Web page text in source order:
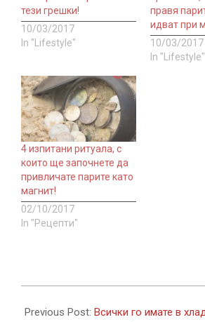
тези грешки!
10/03/2017
In "Lifestyle"
правя
идват при
10/03/2017
In "Lifestyle"
4 изпитани ритуала, с
които ще започнете да
привличате парите като
магнит!
02/10/2017
In "Рецепти"
09-
Previous Post: Всички го имате в